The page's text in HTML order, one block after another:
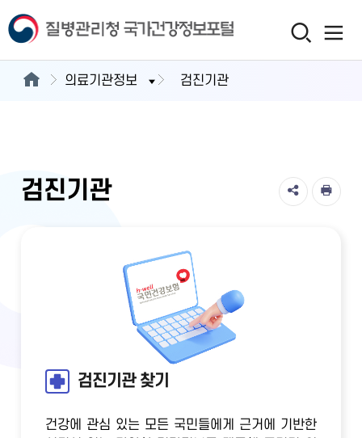
의료기관정보 검진기관
검진기관
검진기관 찾기
건강에 관심 있는 모든 국민들에게 근거에 기반한